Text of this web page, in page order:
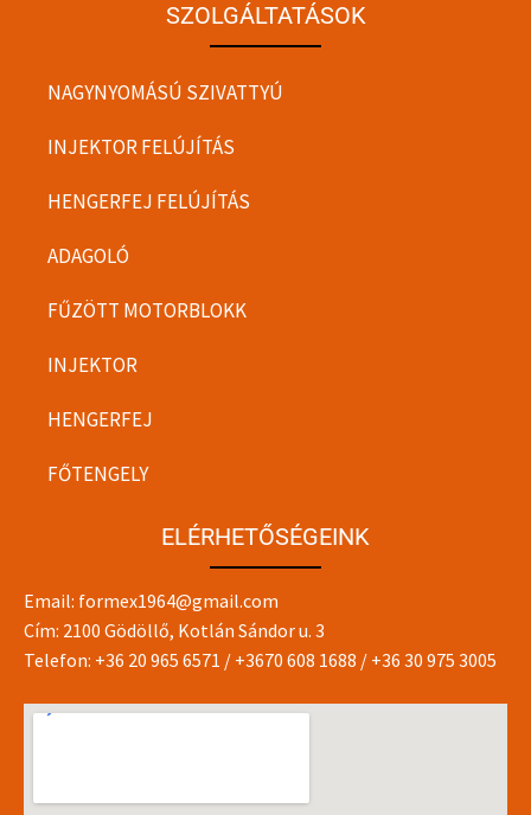
SZOLGÁLTATÁSOK
NAGYNYOMÁSÚ SZIVATTYÚ
INJEKTOR FELÚJÍTÁS
HENGERFEJ FELÚJÍTÁS
ADAGOLÓ
FŰZÖTT MOTORBLOKK
INJEKTOR
HENGERFEJ
FŐTENGELY
ELÉRHETŐSÉGEINK
Email: formex1964@gmail.com
Cím: 2100 Gödöllő, Kotlán Sándor u. 3
Telefon: +36 20 965 6571 / +3670 608 1688 / +36 30 975 3005